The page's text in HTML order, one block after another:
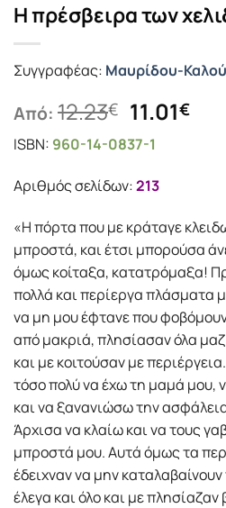
Η πρέσβειρα των
Συγγραφέας: Μαυρίδου-
Από: 12.23€ Original
price
was:
12.23€.
11.01€Η
ISBN: 960-14-0837-1
Αριθμός σελίδων:213
«Η πόρτα που με κράταγε
μπροστά, και έτσι μπορούσα
όμως κοίταξα, κατατρόμαξα!
πολλά και περίεργα πλάσματα
να μη μου έφτανε που
από μακριά, πλησίασαν όλα
και με κοιτούσαν με
τόσο πολύ να έχω τη μαμά μου,
και να ξανανιώσω την
Άρχισα να κλαίω και να τους
μπροστά μου. Αυτά όμως τα
έδειχναν να μην
έλεγα και όλο και με